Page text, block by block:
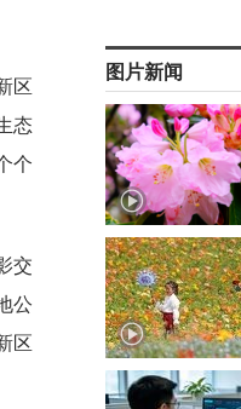
区
态
个
交
公
区
图片新闻